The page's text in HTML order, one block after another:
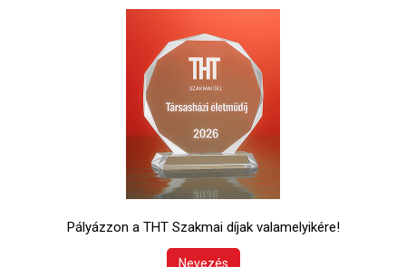
Pályázzon a THT Szakmai díjak valamelyikére!
Nevezés